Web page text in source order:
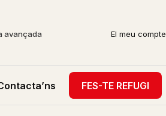
El meu compte
FES-TE REFUGI
avançada